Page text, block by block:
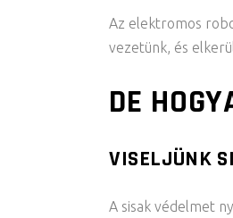
Az elektromos
vezetünk, és
DE
VISELJÜNK
A sisak védelmet